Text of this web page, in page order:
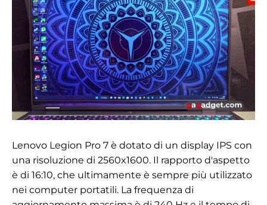
Lenovo Legion Pro 7 è dotato di un display IPS con
una risoluzione di 2560x1600. Il rapporto d'aspetto
è di 16:10, che ultimamente è sempre più utilizzato
nei computer portatili. La frequenza di